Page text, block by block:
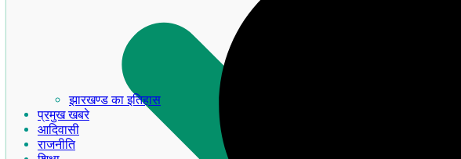
झारखण्ड का इतिहास
प्रमुख खबरे
आदिवासी
राजनीति